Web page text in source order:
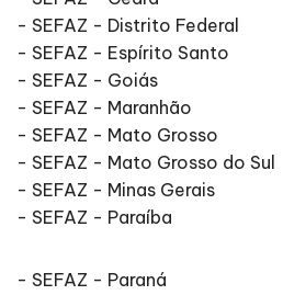
- SEFAZ - Distrito Federal
- SEFAZ - Espírito Santo
- SEFAZ - Goiás
- SEFAZ - Maranhão
- SEFAZ - Mato Grosso
- SEFAZ - Mato Grosso do Sul
- SEFAZ - Minas Gerais
- SEFAZ - Paraíba
- SEFAZ - Paraná